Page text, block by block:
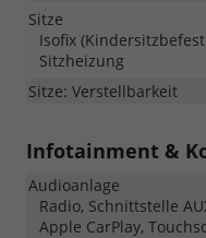
Sitze
Isofix
Sitzheizung
Sitze: Verstellbarkeit
Infotainment &
Audioanlage
Radio, Schnittstelle
Apple CarPlay,